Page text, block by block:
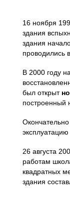
16 ноября
здания
здания
проводились
В 2000 году
был открыт
построенный
эксплуатацию
26 августа
работам
квадратных
здания